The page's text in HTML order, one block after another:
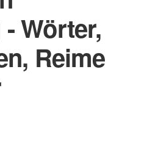
Wörter,
Reime